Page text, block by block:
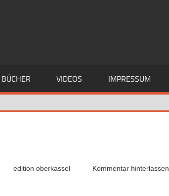
BÜCHER VIDEOS IMPRESSUM
edition oberkassel Kommentar hinterlassen